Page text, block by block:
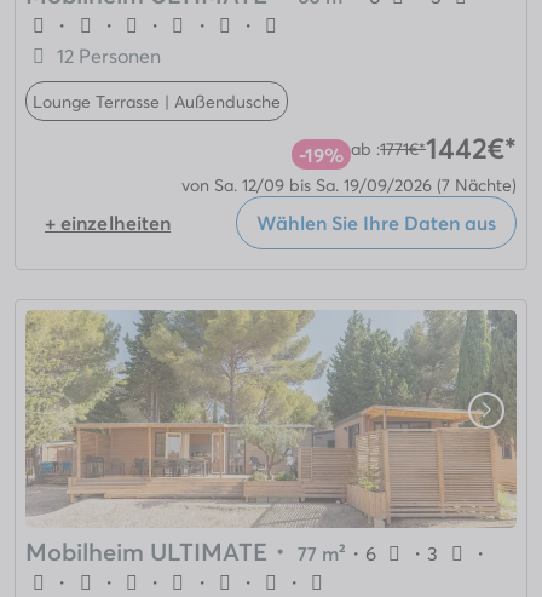
・
・ ・ ・
・
12 Personen
Lounge Terrasse | Außendusche
-19% ab :1771€*1442€*
von Sa. 12/09 bis Sa. 19/09/2026 (7 Nächte)
+ einzelheiten Wählen Sie Ihre Daten aus
Mobilheim ULTIMATE ・ 77 m² ・ 6 ・ 3
・
・
・ ・ ・ ・
・